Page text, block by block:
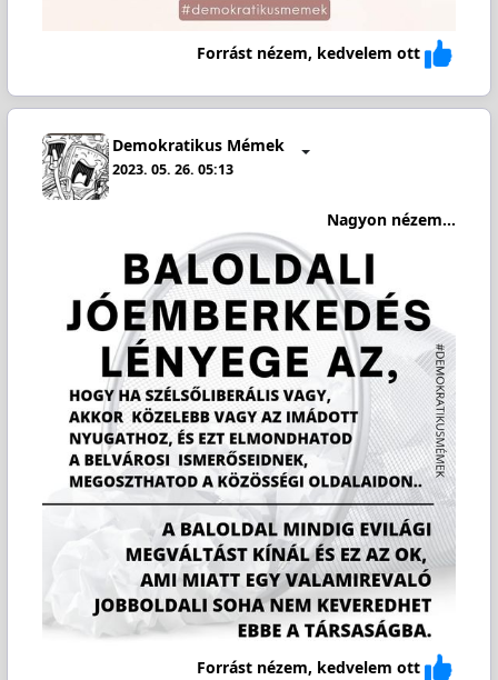
Forrást nézem, kedvelem ott
Demokratikus Mémek
2023. 05. 26. 05:13
Nagyon nézem...
Forrást nézem, kedvelem ott